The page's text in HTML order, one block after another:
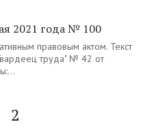
2021 года № 100
правовым актом. Текст
труда" № 42 от
2